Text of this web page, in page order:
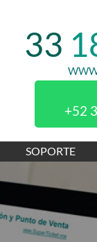
33
+52
SOPORTE